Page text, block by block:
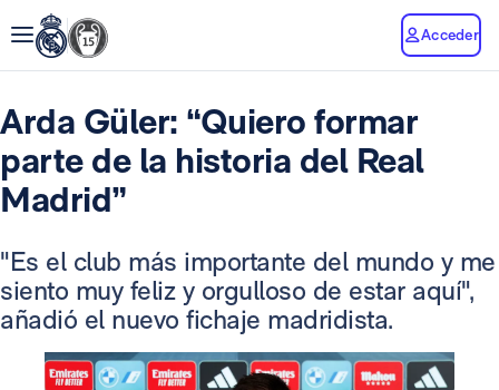
Acceder
Arda Güler: “Quiero formar
parte de la historia del Real
Madrid”
"Es el club más importante del mundo y me
siento muy feliz y orgulloso de estar aquí",
añadió el nuevo fichaje madridista.